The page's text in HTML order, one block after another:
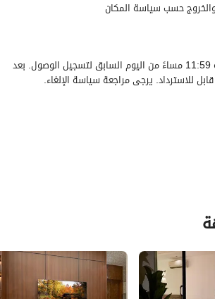
إلغاء مجاني قبل الساعة 11:59 مساءً من اليوم السابق لتسجيل الوصول. بعد
للاسترداد. يرجى مراجعة سياسة الإلغاء.